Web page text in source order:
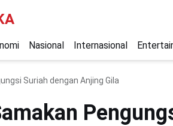
Nasional Internasional
Suriah dengan Anjing Gila